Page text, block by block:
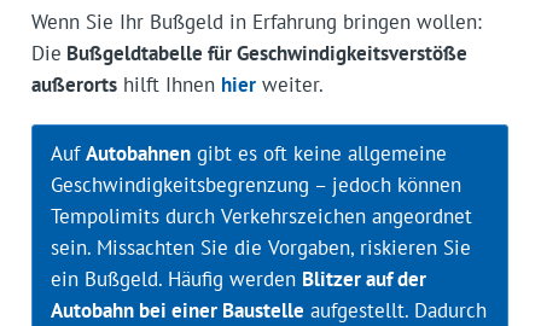
Wenn Sie Ihr Bußgeld in Erfahrung bringen wollen:
Die Bußgeldtabelle für Geschwindigkeitsverstöße
außerortshilft Ihnen hierweiter.
AufAutobahnengibt es oft keine allgemeine
Geschwindigkeitsbegrenzung – jedoch können
Tempolimits durch Verkehrszeichen angeordnet
sein. Missachten Sie die Vorgaben, riskieren Sie
ein Bußgeld. Häufig werden Blitzer auf der
Autobahn bei einer Baustelle aufgestellt. Dadurch